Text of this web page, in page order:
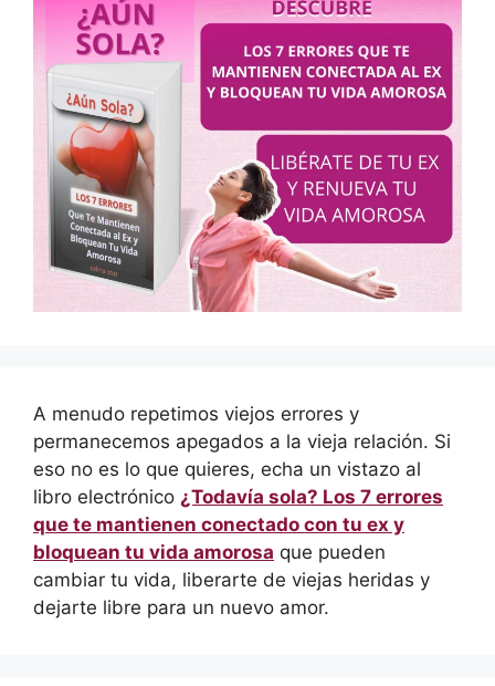
A menudo repetimos viejos errores y
permanecemos apegados a la vieja relación. Si
eso no es lo que quieres, echa un vistazo al
libro electrónico ¿Todavía sola? Los 7 errores
que te mantienen conectado con tu ex y
bloquean tu vida amorosa que pueden
cambiar tu vida, liberarte de viejas heridas y
dejarte libre para un nuevo amor.